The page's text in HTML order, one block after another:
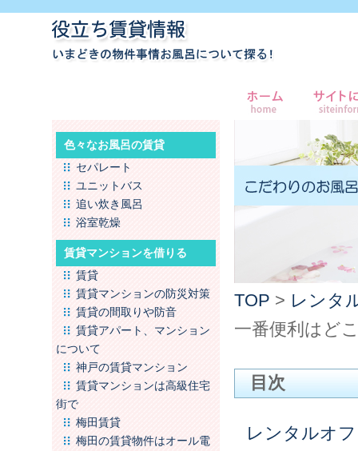
色々なお風呂の賃貸
セパレート
ユニットバス
追い炊き風呂
浴室乾燥
賃貸マンションを借りる
賃貸
賃貸マンションの防災対策
賃貸の間取りや防音
賃貸アパート、マンション
について
神戸の賃貸マンション
賃貸マンションは高級住宅
街で
梅田賃貸
梅田の賃貸物件はオール電
TOP > レンタ
一番便利はど
目次
レンタルオ